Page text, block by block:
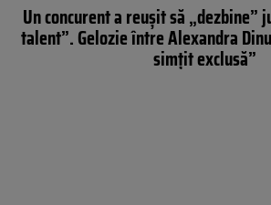
Un concurent a reușit să „dezbine”
talent”. Gelozie între Alexandra
simţit exclusă”